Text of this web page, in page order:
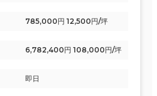
785,000円 12,500円/坪
6,782,400円 108,000円/坪
即日